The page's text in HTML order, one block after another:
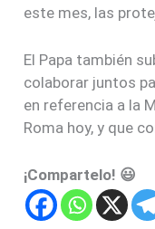
este mes, las
El Papa también
colaborar juntos
en referencia a la
Roma hoy, y que
¡Compartelo! 😃